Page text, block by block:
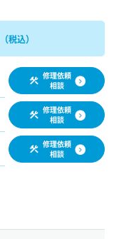
（税込）
修理依頼
相談
修理依頼
相談
修理依頼
相談